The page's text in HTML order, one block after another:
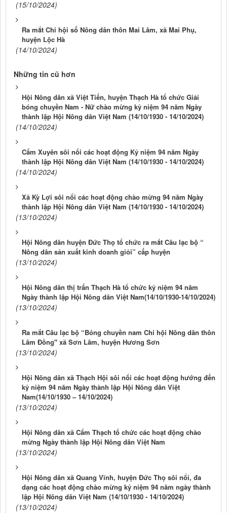
(15/10/2024)
Ra mắt Chi hội số Nông dân thôn Mai Lâm, xã Mai Phụ,
huyện Lộc Hà
(14/10/2024)
Những tin cũ hơn
Hội Nông dân xã Việt Tiến, huyện Thạch Hà tổ chức Giải
bóng chuyền Nam - Nữ chào mừng kỷ niệm 94 năm Ngày
thành lập Hội Nông dân Việt Nam (14/10/1930 - 14/10/2024)
(14/10/2024)
Cẩm Xuyên sôi nổi các hoạt động Kỷ niệm 94 năm Ngày
thành lập Hội Nông dân Việt Nam (14/10/1930 - 14/10/2024)
(14/10/2024)
Xã Kỳ Lợi sôi nổi các hoạt động chào mừng 94 năm Ngày
thành lập Hội Nông dân Việt Nam (14/10/1930 - 14/10/2024)
(13/10/2024)
Hội Nông dân huyện Đức Thọ tổ chức ra mắt Câu lạc bộ “
Nông dân sản xuất kinh doanh giỏi” cấp huyện
(13/10/2024)
Hội Nông dân thị trấn Thạch Hà tổ chức kỷ niệm 94 năm
Ngày thành lập Hội Nông dân Việt Nam(14/10/1930-14/10/2024)
(13/10/2024)
Ra mắt Câu lạc bộ “Bóng chuyền nam Chi hội Nông dân thôn
Lâm Đồng" xã Sơn Lâm, huyện Hương Sơn
(13/10/2024)
Hội Nông dân xã Thạch Hội sôi nổi các hoạt động hướng đến
kỷ niệm 94 năm Ngày thành lập Hội Nông dân Việt
Nam(14/10/1930 – 14/10/2024)
(13/10/2024)
Hội Nông dân xã Cẩm Thạch tổ chức các hoạt động chào
mừng Ngày thành lập Hội Nông dân Việt Nam
(13/10/2024)
Hội Nông dân xã Quang Vĩnh, huyện Đức Thọ sôi nổi, đa
dạng các hoạt động chào mừng kỷ niệm 94 năm ngày thành
lập Hội Nông dân Việt Nam (14/10/1930 - 14/10/2024)
(13/10/2024)